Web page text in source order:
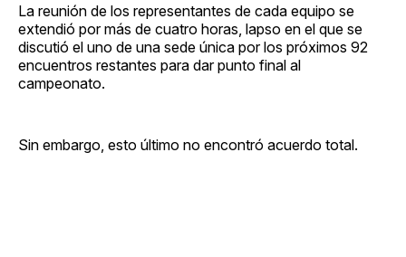
La reunión de los representantes de cada equipo se
extendió por más de cuatro horas, lapso en el que se
discutió el uno de una sede única por los próximos 92
encuentros restantes para dar punto final al
campeonato.
Sin embargo, esto último no encontró acuerdo total.